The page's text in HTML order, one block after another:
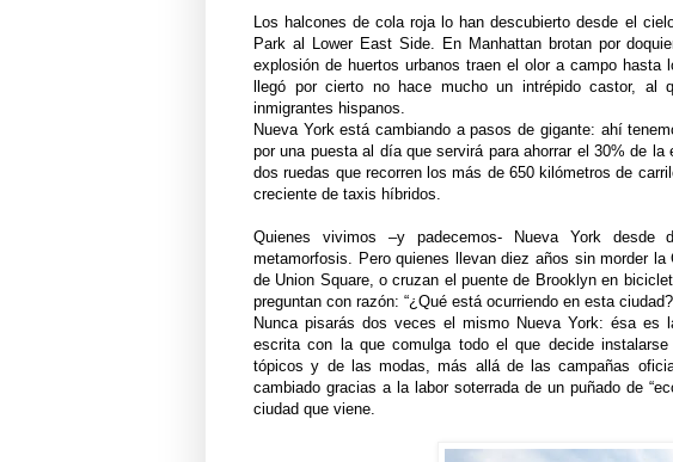
Los halcones de cola roja lo han descubierto desde el
Park al Lower East Side. En Manhattan brotan por
explosión de huertos urbanos traen el olor a campo
llegó por cierto no hace mucho un intrépido castor,
inmigrantes hispanos.
Nueva York está cambiando a pasos de gigante: ahí
por una puesta al día que servirá para ahorrar el 30% de
dos ruedas que recorren los más de 650 kilómetros de
creciente de taxis híbridos.
Quienes vivimos –y padecemos- Nueva York
metamorfosis. Pero quienes llevan diez años sin morder
de Union Square, o cruzan el puente de Brooklyn en
preguntan con razón: “¿Qué está ocurriendo en esta
Nunca pisarás dos veces el mismo Nueva York: ésa
escrita con la que comulga todo el que decide
tópicos y de las modas, más allá de las campañas
cambiado gracias a la labor soterrada de un puñado de
ciudad que viene.